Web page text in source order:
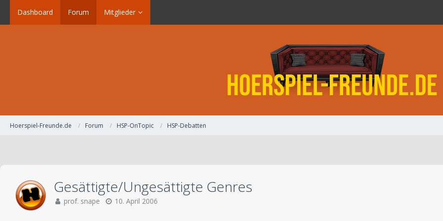
Dashboard Forum Mitglieder
Hoerspiel-Freunde.de Forum HSP-OnTopic HSP-Debatten
Gesättigte/Ungesättigte Genres
prof. snape 10. April 2006